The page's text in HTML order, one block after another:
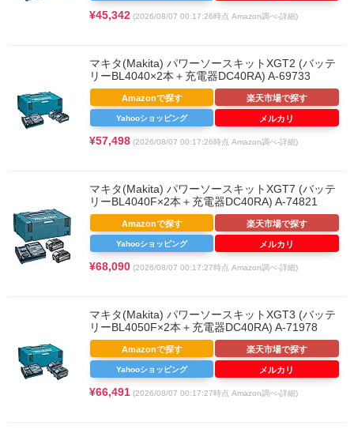
¥45,342 (2026/08/07 00:17:26時点 Amazon調べ-詳細)
マキタ(Makita) パワーソースキットXGT2 (バッテ
リーBL4040×2本＋充電器DC40RA) A-69733
¥57,498 (2026/08/07 00:17:26時点 Amazon調べ-詳細)
Amazonで探す 楽天市場で探す
Yahooショッピング メルカリ
マキタ(Makita) パワーソースキットXGT7 (バッテ
リーBL4040F×2本＋充電器DC40RA) A-74821
¥68,090 (2026/08/07 00:17:27時点 Amazon調べ-詳細)
Amazonで探す 楽天市場で探す
Yahooショッピング メルカリ
マキタ(Makita) パワーソースキットXGT3 (バッテ
リーBL4050F×2本＋充電器DC40RA) A-71978
¥66,491 (2026/08/07 00:17:27時点 Amazon調べ-詳細)
Amazonで探す 楽天市場で探す
Yahooショッピング メルカリ